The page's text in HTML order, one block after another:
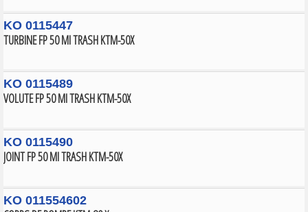
KO 0115447
TURBINE FP 50 MI TRASH KTM-50X
KO 0115489
VOLUTE FP 50 MI TRASH KTM-50X
KO 0115490
JOINT FP 50 MI TRASH KTM-50X
KO 011554602